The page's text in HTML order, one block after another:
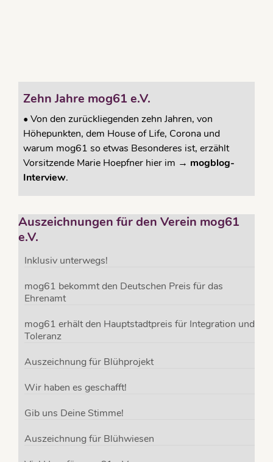
Zehn Jahre mog61 e.V.
• Von den zurückliegenden zehn Jahren, von
Höhepunkten, dem House of Life, Corona und
warum mog61 so etwas Besonderes ist, erzählt
Vorsitzende Marie Hoepfner hier im → mogblog-
Interview.
Auszeichnungen für den Verein mog61
e.V.
Inklusiv unterwegs!
mog61 bekommt den Deutschen Preis für das
Ehrenamt
mog61 erhält den Hauptstadtpreis für Integration und
Toleranz
Auszeichnung für Blühprojekt
Wir haben es geschafft!
Gib uns Deine Stimme!
Auszeichnung für Blühwiesen